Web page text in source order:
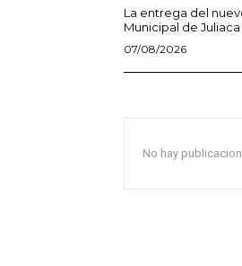
La entrega del
Municipal de Juliaca
07/08/2026
No hay